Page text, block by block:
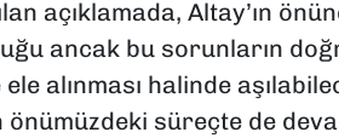
açıklamada, Altay’ın
ancak bu sorunların
alınması halinde
süreçte de